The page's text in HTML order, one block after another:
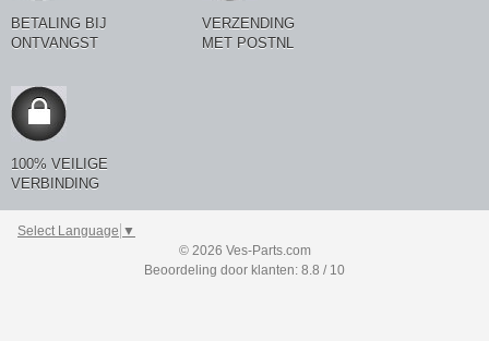
BETALING BIJ
ONTVANGST
VERZENDING
MET POSTNL
100% VEILIGE
VERBINDING
Select Language ▼
© 2026 Ves-Parts.com
Beoordeling door klanten: 8.8 / 10